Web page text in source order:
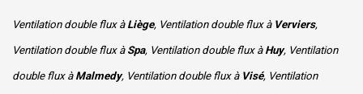
Ventilation double flux à Liège, Ventilation double flux à Verviers,
Ventilation double flux à Spa, Ventilation double flux à Huy, Ventilation
double flux à Malmedy, Ventilation double flux à Visé, Ventilation